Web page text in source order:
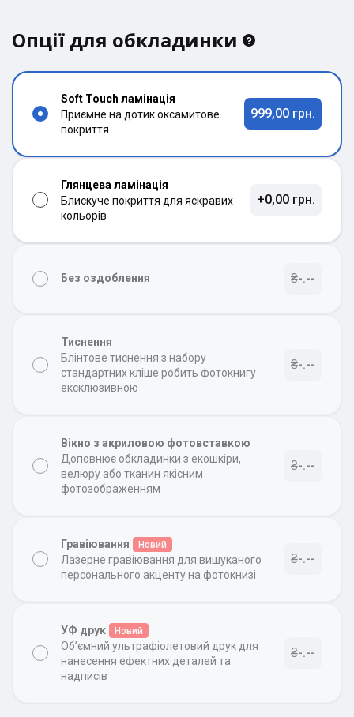
Опції для обкладинки
Soft Touch ламінація
Приємне на дотик оксамитове
покриття
999,00 грн.
Глянцева ламінація
Блискуче покриття для яскравих
кольорів
+0,00 грн.
Без оздоблення ₴-.--
Тиснення
Блінтове тиснення з набору
стандартних кліше робить фотокнигу
ексклюзивною
₴-.--
Вікно з акриловою фотовставкою
Доповнює обкладинки з екошкіри,
велюру або тканин якісним
фотозображенням
₴-.--
Гравіювання Новий
Лазерне гравіювання для вишуканого
персонального акценту на фотокнизі
₴-.--
УФ друк Новий
Об’ємний ультрафіолетовий друк для
нанесення ефектних деталей та
надписів
₴-.--